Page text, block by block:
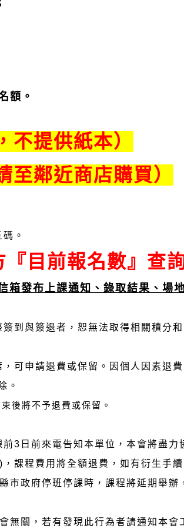
額。
提供紙本）
鄰近商店購買）
。
『目前報名數』查
箱發布上課通知、錄取結果、場
到與簽退者，恕無法取得相關積分
可申請退費或保留。因個人因素退
。
後將不予退費或保留。
3日前來電告知本單位，本會將盡力
課程費用將全額退費，如有衍生手
市政府停班停課時，課程將延期舉辦
無關，若有發現此行為者請通知本會